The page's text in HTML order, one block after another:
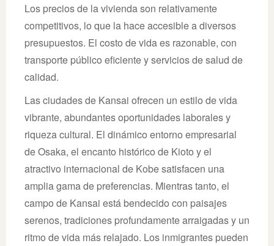
Los precios de la vivienda son relativamente
competitivos, lo que la hace accesible a diversos
presupuestos. El costo de vida es razonable, con
transporte público eficiente y servicios de salud de
calidad.
Las ciudades de Kansai ofrecen un estilo de vida
vibrante, abundantes oportunidades laborales y
riqueza cultural. El dinámico entorno empresarial
de Osaka, el encanto histórico de Kioto y el
atractivo internacional de Kobe satisfacen una
amplia gama de preferencias. Mientras tanto, el
campo de Kansai está bendecido con paisajes
serenos, tradiciones profundamente arraigadas y un
ritmo de vida más relajado. Los inmigrantes pueden